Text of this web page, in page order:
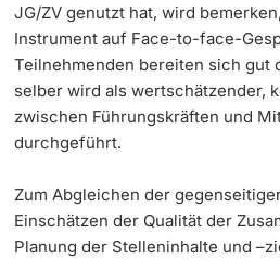
weitere Informationen
Merchandise
KI-Initiative
Notfall & Beratung
JG/ZV genutzt hat, wird
Instrument auf Face-to-face-
Teilnehmenden bereiten sich gut
selber wird als wertschätzender,
zwischen Führungskräften und
durchgeführt.
Zum Abgleichen der
Einschätzen der Qualität der
Planung der Stelleninhalte und